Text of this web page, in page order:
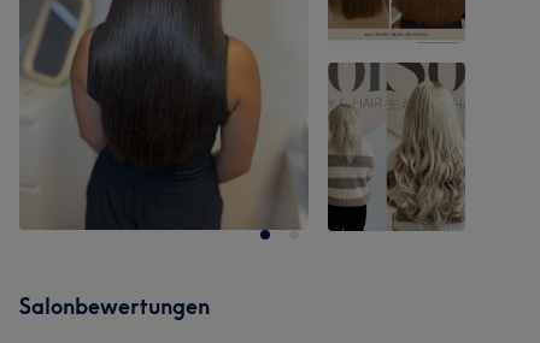
Salonbewertungen